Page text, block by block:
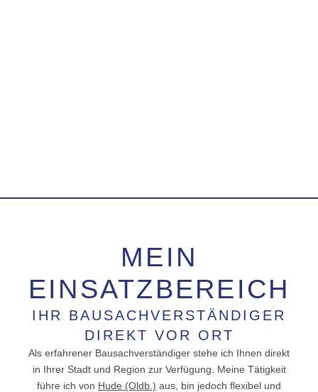
MEIN
EINSATZBEREICH
IHR BAUSACHVERSTÄNDIGER
DIREKT VOR ORT
Als erfahrener Bausachverständiger stehe ich Ihnen direkt
in Ihrer Stadt und Region zur Verfügung. Meine Tätigkeit
führe ich von Hude (Oldb.) aus, bin jedoch flexibel und